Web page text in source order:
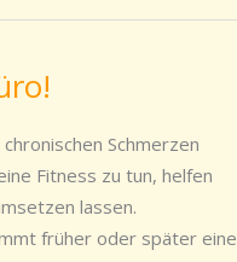
Schmerzen
Fitness zu tun, helfen
lassen.
früher oder später eine